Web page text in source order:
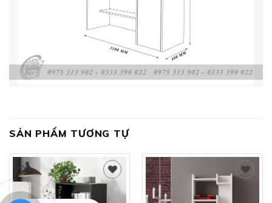
SẢN PHẨM TƯƠNG TỰ